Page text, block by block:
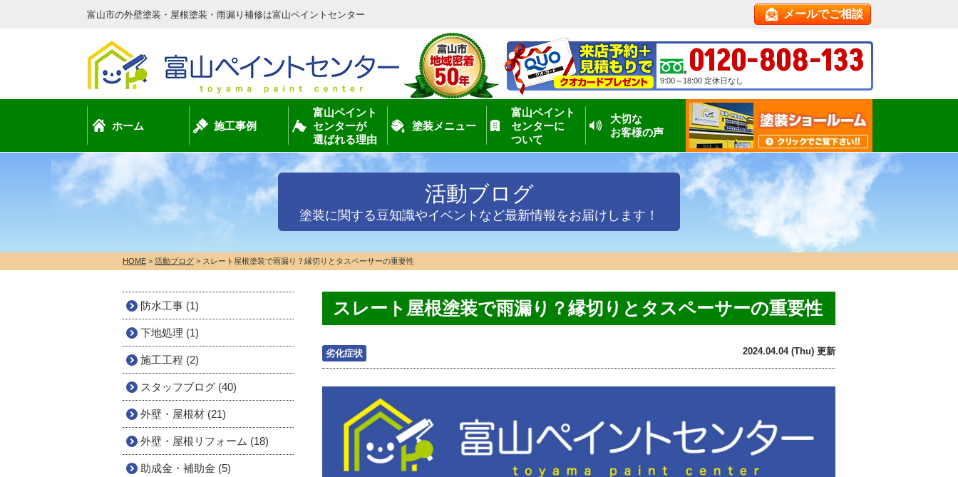
富山市の外壁塗装・屋根塗装・雨漏り補修は富山ペイントセンター メールでご相談
0120-808-133
9:00～18:00 定休日なし
ホーム 施工事例
富山ペイント
センターが
選ばれる理由
塗装メニュー
富山ペイント
センターに
ついて
大切な
お客様の声
活動ブログ
塗装に関する豆知識やイベントなど最新情報をお届けします！
HOME > 活動ブログ > スレート屋根塗装で雨漏り？縁切りとタスペーサーの重要性
スレート屋根塗装で雨漏り？縁切りとタスペーサーの重要性
劣化症状 2024.04.04 (Thu) 更新
防水工事 (1)
下地処理 (1)
施工工程 (2)
スタッフブログ (40)
外壁・屋根材 (21)
外壁・屋根リフォーム (18)
助成金・補助金 (5)